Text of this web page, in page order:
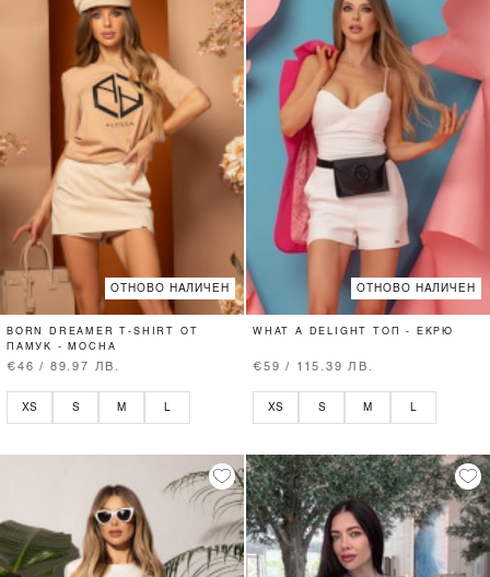
ОТНОВО НАЛИЧЕН
BORN DREAMER T-SHIRT ОТ
ПАМУК - MOCHA
€46 / 89.97 ЛВ.
XS S M L
ОТНОВО НАЛИЧЕН
WHAT A DELIGHT ТОП - ЕКРЮ
€59 / 115.39 ЛВ.
XS S M L